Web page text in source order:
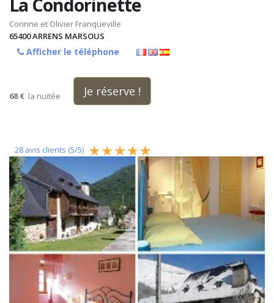
Corinne et Olivier Franqueville
65400ARRENS MARSOUS
Afficher le téléphone
68 € la nuitée Je réserve !
28 avis clients (5/5)